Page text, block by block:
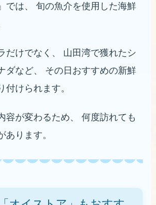
では、 旬の魚介を使用した海鮮
だけでなく、 山田湾で獲れたシ
ダなど、 その日おすすめの新鮮
付けられます。
容が変わるため、 何度訪れても
あります。